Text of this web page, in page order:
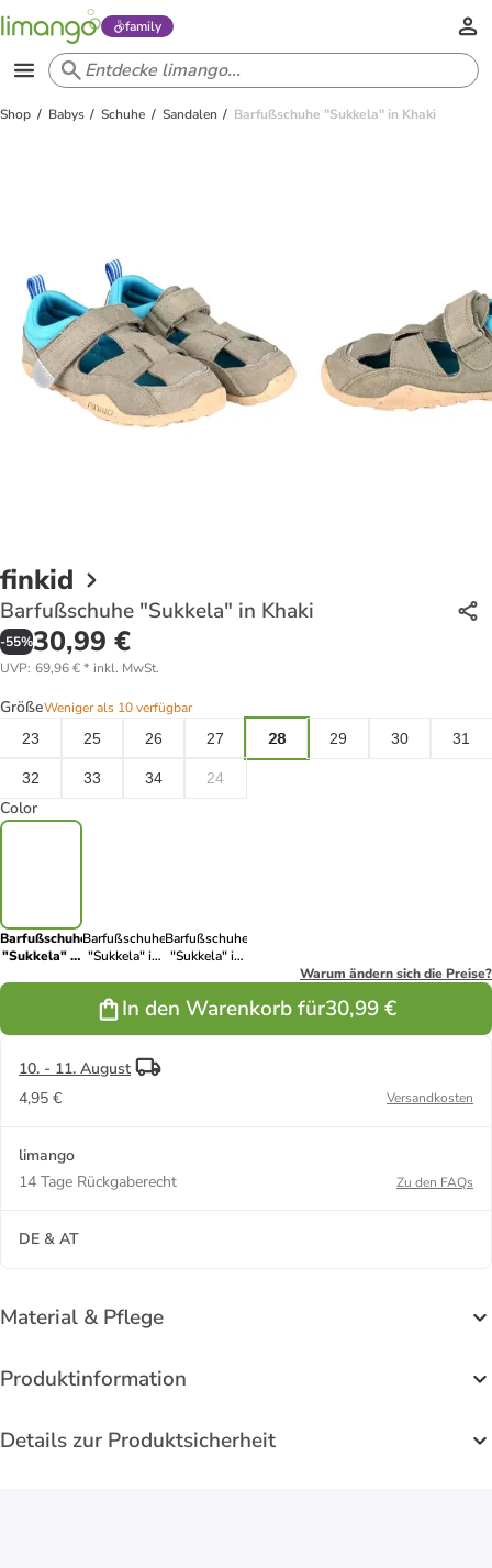
family
Shop Babys Schuhe Sandalen Barfußschuhe "Sukkela" in Khaki
finkid
Barfußschuhe "Sukkela" in Khaki
-55%30,99 €
UVP: 69,96 €* inkl. MwSt.
GrößeWeniger als 10 verfügbar
23
25 26 27 28 29 30 31
32 33 34 24
Color
Barfußschuhe
"Sukkela" in
Barfußschuhe
"Sukkela" in
Barfußschuhe
"Sukkela" in
Warum ändern sich die Preise?
In den Warenkorb für30,99 €
10. - 11. August
4,95 €
Versandkosten
limango
14 Tage Rückgaberecht
Zu den FAQs
DE & AT
Material & Pflege
Produktinformation
Details zur Produktsicherheit